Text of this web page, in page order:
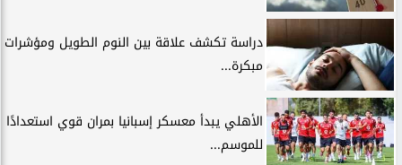
دراسة تكشف علاقة بين النوم الطويل ومؤشرات
مبكرة...
الأهلي يبدأ معسكر إسبانيا بمران قوي استعدادًا
للموسم...